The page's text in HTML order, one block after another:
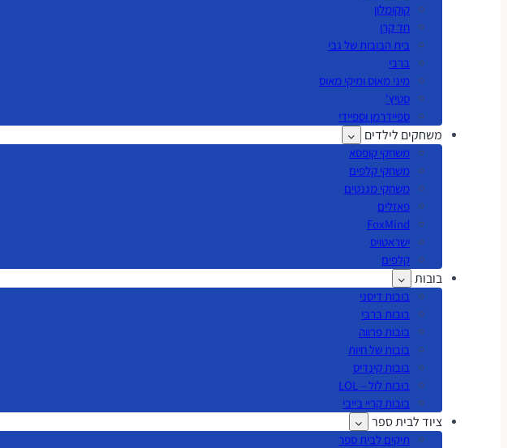
קוקומלון
חד קרן
בית הבובות של גבי
ברבי
מיני מאוס ומיקי מאוס
סטיץ'
ספיידרמן וספיידי
משחקים לילדים
משחקי קופסא
משחקי קלפים
משחקי מגנטים
פאזלים
FoxMind
ישראטויס
קלפים
בובות
בובות דיסני
בובות ברבי
בובות פרווה
בובות של חיות
בובות קינדיס
בובות לול – LOL
בובות קריי בייבי
ציוד לבית ספר
תיקים לבית ספר